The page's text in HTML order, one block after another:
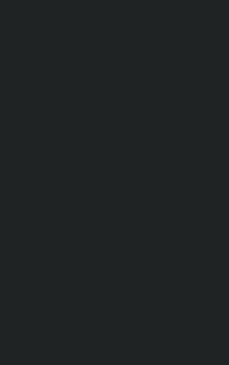
Sozialen Arbeit
der Sozialen Arbeit